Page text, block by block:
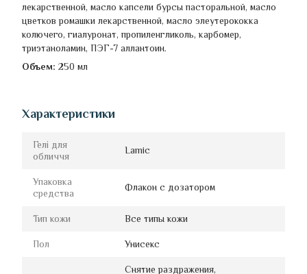
лекарственной, масло капсели бурсы пасторальной, масло
цветков ромашки лекарственной, масло элеутерококка
колючего, гиалуронат, пропиленгликоль, карбомер,
триэтаноламин, ПЭГ-7 аллантоин.
Объем: 250 мл
Характеристики
Гелі для
обличчя
Lamic
Упаковка
средства
Флакон с дозатором
Тип кожи Все типы кожи
Пол Унисекс
Снятие раздражения,